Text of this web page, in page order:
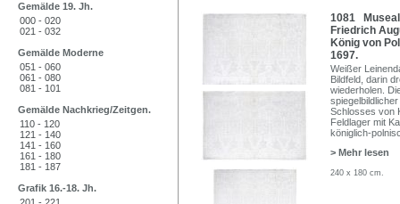
Gemälde 19. Jh.
000 - 020
021 - 032
Gemälde Moderne
051 - 060
061 - 080
081 - 101
Gemälde Nachkrieg/Zeitgen.
110 - 120
121 - 140
141 - 160
161 - 180
181 - 187
Grafik 16.-18. Jh.
1081
Friedrich
König von
1697.
Weißer
Bildfeld, darin
wiederholen.
Schlosses von
Feldlager mit
königlich-
> Mehr lesen
240 x 180 cm.